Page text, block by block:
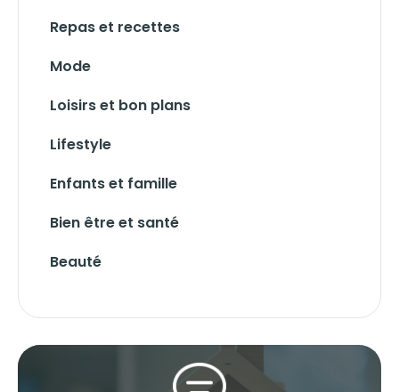
Repas et recettes
Mode
Loisirs et bon plans
Lifestyle
Enfants et famille
Bien être et santé
Beauté